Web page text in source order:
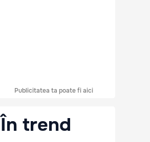
Publicitatea ta poate fi aici
În trend